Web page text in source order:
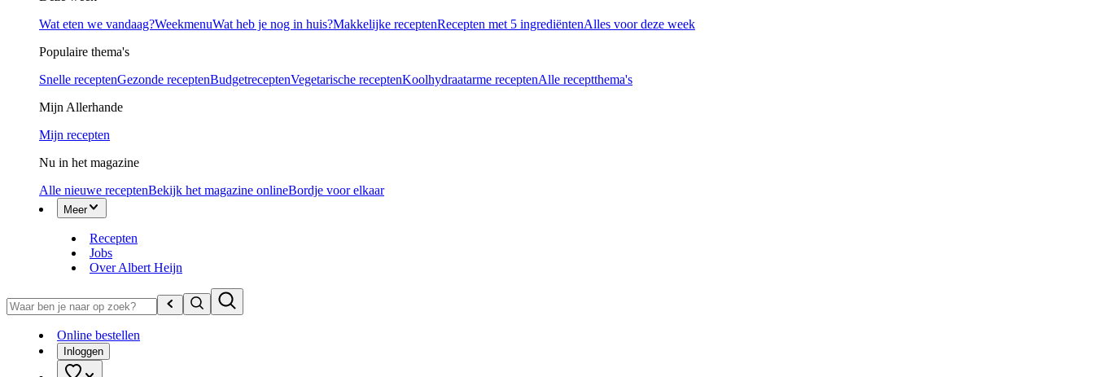
Wat eten we vandaag?WeekmenuWat heb je nog in huis?Makkelijke receptenRecepten met 5 ingrediëntenAlles voor deze week
Populaire thema's
Snelle receptenGezonde receptenBudgetreceptenVegetarische receptenKoolhydraatarme receptenAlle receptthema's
Mijn Allerhande
Mijn recepten
Nu in het magazine
Alle nieuwe receptenBekijk het magazine onlineBordje voor elkaar
Meer
Recepten
Jobs
Over Albert Heijn
Online bestellen
Inloggen